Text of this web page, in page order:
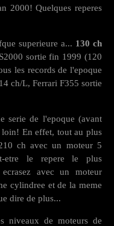
2000! Quelques reperes
superieure a... 130 ch
sortie fin 1999 (120
les records de l'epoque
ch/L, Ferrari F355 sortie
serie de l'epoque (avant
loin! En effet, tout au plus
ch avec un moteur 5
etre le repere le plus
avec un moteur
cylindree et de la meme
dire de plus...
niveaux de moteurs de